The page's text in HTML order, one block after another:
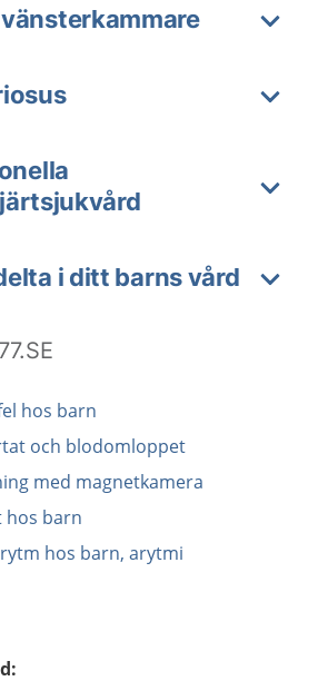
i ditt barns vård
hos barn
och blodomloppet
med magnetkamera
hos barn
hos barn, arytmi
: